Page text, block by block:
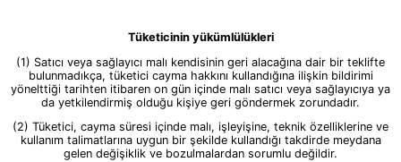
Tüketicinin yükümlülükleri
(1) Satıcı veya sağlayıcı malı kendisinin geri alacağına dair bir teklifte
bulunmadıkça, tüketici cayma hakkını kullandığına ilişkin bildirimi
yönelttiği tarihten itibaren on gün içinde malı satıcı veya sağlayıcıya ya
da yetkilendirmiş olduğu kişiye geri göndermek zorundadır.
(2) Tüketici, cayma süresi içinde malı, işleyişine, teknik özelliklerine ve
kullanım talimatlarına uygun bir şekilde kullandığı takdirde meydana
gelen değişiklik ve bozulmalardan sorumlu değildir.